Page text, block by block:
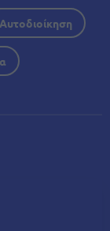
Αυτοδιοίκηση